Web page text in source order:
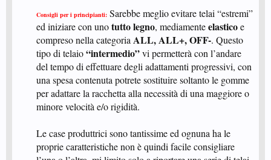
Consigli per i principianti: Sarebbe meglio evitare telai “estremi”
ed iniziare con unotutto legno, mediamenteelasticoe
compreso nella categoria ALL, ALL+, OFF-. Questo
tipo di telaio“intermedio”vi permetterà con l’andare
del tempo di effettuare degli adattamenti progressivi, con
una spesa contenuta potrete sostituire soltanto le gomme
per adattare la racchetta alla necessità di una maggiore o
minore velocità e/o rigidità.
Le case produttrici sono tantissime ed ognuna ha le
proprie caratteristiche non è quindi facile consigliare